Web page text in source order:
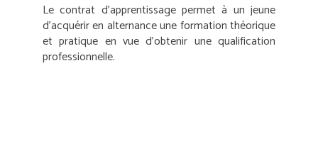
Le contrat d’apprentissage permet à un jeune
d’acquérir en alternance une formation théorique
et pratique en vue d’obtenir une qualification
professionnelle.